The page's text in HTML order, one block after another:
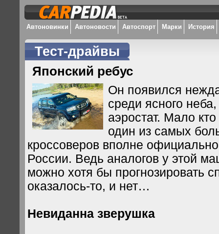
Автоновинки Автоновости Автоспорт Марки История
Тест-драйвы
Японский ребус
Он появился
среди ясного
аэростат. Мало
один из самых
кроссоверов вполне
России. Ведь аналогов у этой
можно хотя бы прогнозировать
оказалось-то, и нет…
Невиданна зверушка